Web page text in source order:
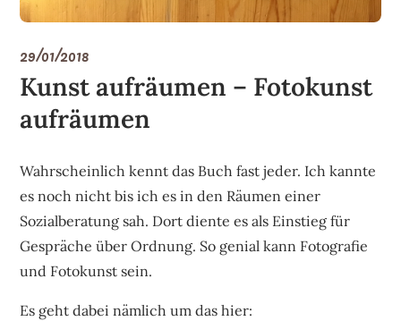
29/01/2018
Kunst aufräumen – Fotokunst
aufräumen
Wahrscheinlich kennt das Buch fast jeder. Ich kannte
es noch nicht bis ich es in den Räumen einer
Sozialberatung sah. Dort diente es als Einstieg für
Gespräche über Ordnung. So genial kann Fotografie
und Fotokunst sein.
Es geht dabei nämlich um das hier: